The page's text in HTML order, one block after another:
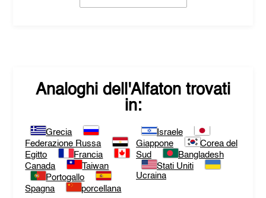
Analoghi dell'Alfaton trovati
in:
Grecia
Federazione Russa
Egitto
Francia
Canada
Taiwan
Portogallo
Spagna
porcellana
Israele
Giappone
Corea del
Sud
Bangladesh
Stati Uniti
Ucraina